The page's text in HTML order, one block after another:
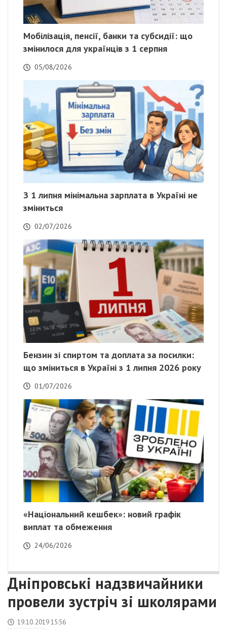
Мобілізація, пенсії, банки та субсидії: що
змінилося для українців з 1 серпня
05/08/2026
З 1 липня мінімальна зарплата в Україні не
зміниться
02/07/2026
Бензин зі спиртом та доплата за посилки:
що зміниться в Україні з 1 липня 2026 року
01/07/2026
«Національний кешбек»: новий графік
виплат та обмеження
24/06/2026
Дніпровські надзвичайники
провели зустріч зі школярами
19.10.2019 15:56